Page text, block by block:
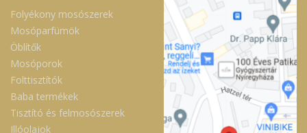
Folyékony mosószerek
Mosóparfümök
Öblítők
Mosóporok
Folttisztítók
Baba termékek
Tisztító és felmosószerek
Illóolajok